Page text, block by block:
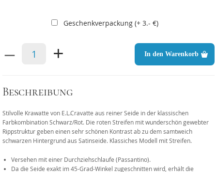
Geschenkverpackung (+ 3.- €)
– + In den Warenkorb
Beschreibung
Stilvolle Krawatte von E.L.Cravatte aus reiner Seide in der klassischen
Farbkombination Schwarz/Rot. Die roten Streifen mit wunderschön gewebter
Rippstruktur geben einen sehr schönen Kontrast ab zu dem samtweich
schwarzen Hintergrund aus Satinseide. Klassiches Modell mit Streifen.
Versehen mit einer Durchziehschlaufe (Passantino).
Da die Seide exakt im 45-Grad-Winkel zugeschnitten wird, erhält die